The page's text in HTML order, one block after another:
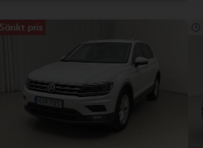
Sänkt pris